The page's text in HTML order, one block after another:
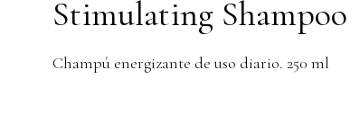
Stimulating Shampoo
Champú energizante de uso diario. 250 ml